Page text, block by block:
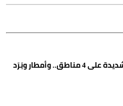
«الأرصاد»: حرارة شديدة على 4 مناطق.. وأمطار وبَرَد